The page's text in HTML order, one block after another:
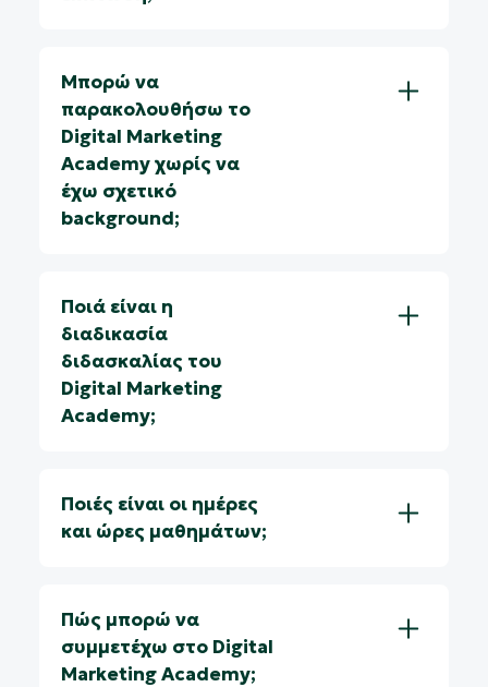
Μπορώ να
παρακολουθήσω το
Digital Marketing
Academy χωρίς να
έχω σχετικό
background;
Ποιά είναι η
διαδικασία
διδασκαλίας του
Digital Marketing
Academy;
Ποιές είναι οι ημέρες
και ώρες μαθημάτων;
Πώς μπορώ να
συμμετέχω στο Digital
Marketing Academy;